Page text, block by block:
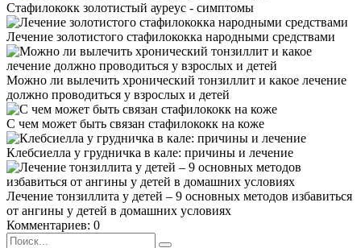
Стафилококк золотистый ауреус - симптомы
Лечение золотистого стафилококка народными средствами
Можно ли вылечить хронический тонзиллит и какое лечение
должно проводиться у взрослых и детей
С чем может быть связан стафилококк на коже
Клебсиелла у грудничка в кале: причины и лечение
Лечение тонзиллита у детей – 9 основных методов избавиться
от ангины у детей в домашних условиях
Комментариев: 0